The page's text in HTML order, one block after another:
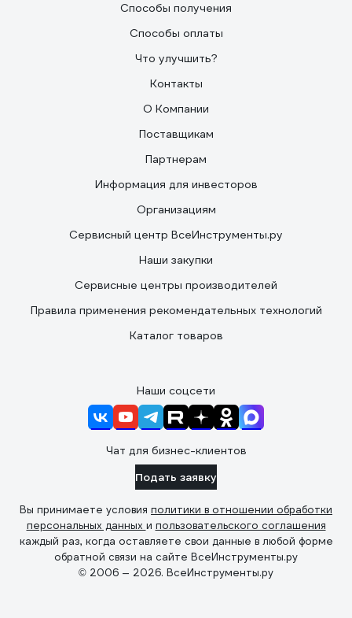
Способы получения
Способы оплаты
Что улучшить?
Контакты
О Компании
Поставщикам
Партнерам
Информация для инвесторов
Организациям
Сервисный центр ВсеИнструменты.ру
Наши закупки
Сервисные центры производителей
Правила применения рекомендательных технологий
Каталог товаров
Наши соцсети
Чат для бизнес-клиентов
Подать заявку
Вы принимаете условия политики в отношении обработки
персональных данных и пользовательского соглашения
каждый раз, когда оставляете свои данные в любой форме
обратной связи на сайте ВсеИнструменты.ру
© 2006 — 2026. ВсеИнструменты.ру